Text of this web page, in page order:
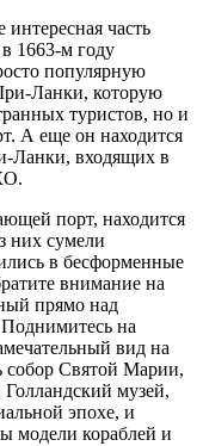
часть
1663-м году
популярную
Ланки, которую
туристов, но и
А еще он находится
Ланки, входящих в
порт, находится
них сумели
в бесформенные
внимание на
прямо над
Поднимитесь на
вид на
собор Святой Марии,
музей,
эпохе, и
модели кораблей и